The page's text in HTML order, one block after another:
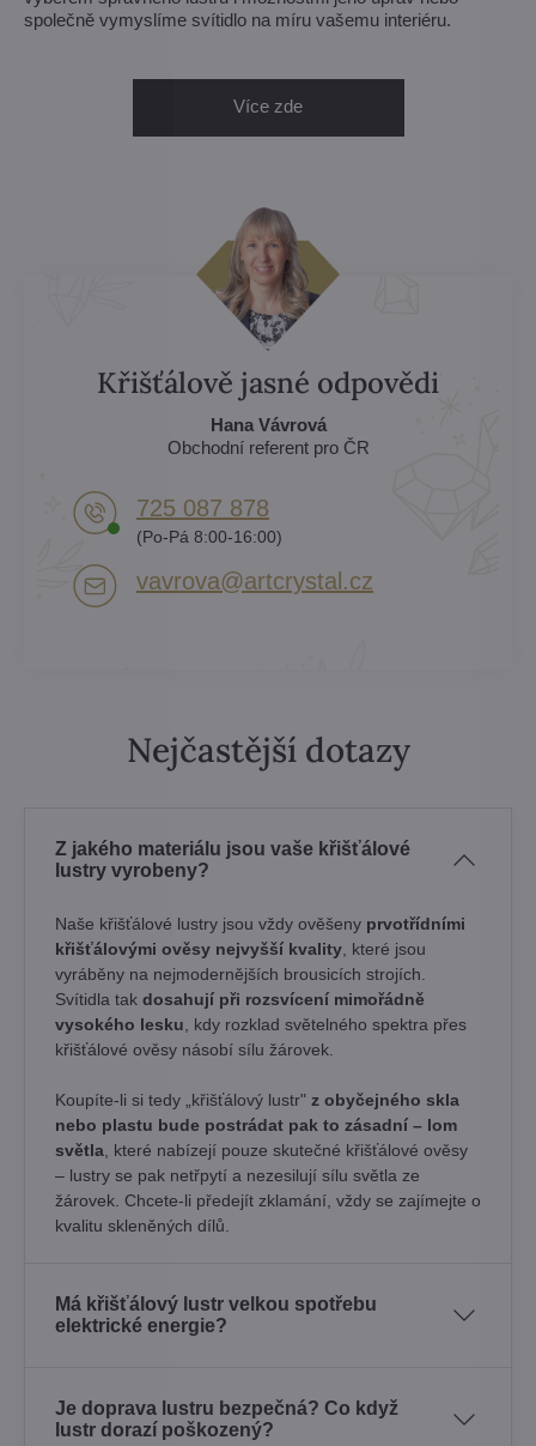
společně vymyslíme svítidlo na míru vašemu interiéru.
Více zde
Křišťálově jasné odpovědi
Hana Vávrová
Obchodní referent pro ČR
725 087 878​
(Po-Pá 8:00-16:00)
vavrova​@artcrystal​.cz
Nejčastější dotazy
Z jakého materiálu jsou vaše křišťálové
lustry vyrobeny?
Naše křišťálové lustry jsou vždy ověšeny prvotřídními
křišťálovými ověsy nejvyšší kvality , které jsou
vyráběny na nejmodernějších brousicích strojích.
Svítidla tak dosahují při rozsvícení mimořádně
vysokého lesku , kdy rozklad světelného spektra přes
křišťálové ověsy násobí sílu žárovek. ​
Koupíte-li si tedy „křišťálový lustr" z obyčejného skla
nebo plastu bude postrádat pak to zásadní – lom
světla , které nabízejí pouze skutečné křišťálové ověsy
– lustry se pak netřpytí a nezesilují sílu světla ze
žárovek. Chcete-li předejít zklamání, vždy se zajímejte o
kvalitu skleněných dílů.
Má křišťálový lustr velkou spotřebu
elektrické energie?
Je doprava lustru bezpečná? Co když
lustr dorazí poškozený?